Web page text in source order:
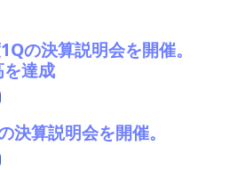
の決算説明会を開催。
達成
決算説明会を開催。